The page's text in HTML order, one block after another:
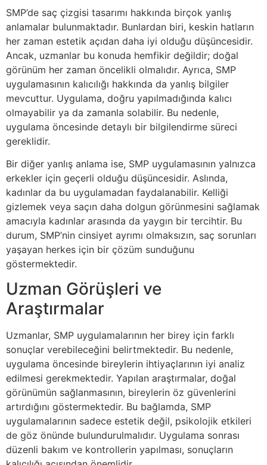
SMP’de saç çizgisi tasarımı hakkında birçok yanlış
anlamalar bulunmaktadır. Bunlardan biri, keskin hatların
her zaman estetik açıdan daha iyi olduğu düşüncesidir.
Ancak, uzmanlar bu konuda hemfikir değildir; doğal
görünüm her zaman öncelikli olmalıdır. Ayrıca, SMP
uygulamasının kalıcılığı hakkında da yanlış bilgiler
mevcuttur. Uygulama, doğru yapılmadığında kalıcı
olmayabilir ya da zamanla solabilir. Bu nedenle,
uygulama öncesinde detaylı bir bilgilendirme süreci
gereklidir.
Bir diğer yanlış anlama ise, SMP uygulamasının yalnızca
erkekler için geçerli olduğu düşüncesidir. Aslında,
kadınlar da bu uygulamadan faydalanabilir. Kelliği
gizlemek veya saçın daha dolgun görünmesini sağlamak
amacıyla kadınlar arasında da yaygın bir tercihtir. Bu
durum, SMP’nin cinsiyet ayrımı olmaksızın, saç sorunları
yaşayan herkes için bir çözüm sunduğunu
göstermektedir.
Uzman Görüşleri ve
Araştırmalar
Uzmanlar, SMP uygulamalarının her birey için farklı
sonuçlar verebileceğini belirtmektedir. Bu nedenle,
uygulama öncesinde bireylerin ihtiyaçlarının iyi analiz
edilmesi gerekmektedir. Yapılan araştırmalar, doğal
görünümün sağlanmasının, bireylerin öz güvenlerini
artırdığını göstermektedir. Bu bağlamda, SMP
uygulamalarının sadece estetik değil, psikolojik etkileri
de göz önünde bulundurulmalıdır. Uygulama sonrası
düzenli bakım ve kontrollerin yapılması, sonuçların